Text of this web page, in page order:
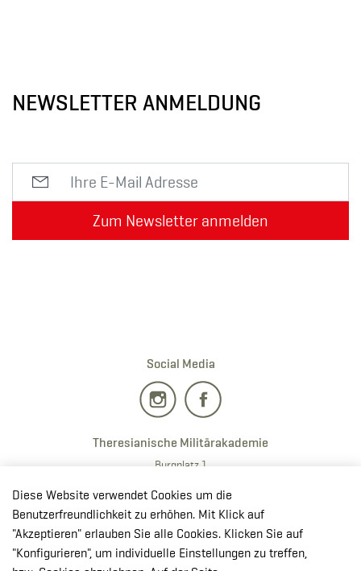
NEWSLETTER ANMELDUNG
Zum Newsletter anmelden
Social Media
Theresianische Militärakademie
Burgplatz 1
T:+43 50201 20 28901
E:redaktion.milak@bmlv.gv.at
In OpenStreetMap öffnen
Diese Website verwendet Cookies um die
Benutzerfreundlichkeit zu erhöhen. Mit Klick auf
"Akzeptieren" erlauben Sie alle Cookies. Klicken Sie auf
"Konfigurieren", um individuelle Einstellungen zu treffen,